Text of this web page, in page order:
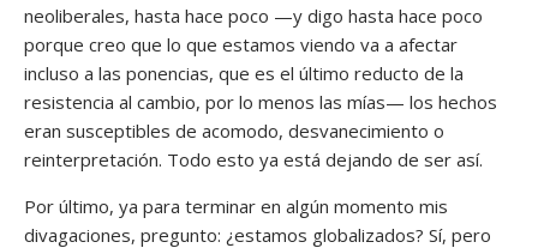
neoliberales, hasta hace poco —y digo hasta hace poco
porque creo que lo que estamos viendo va a afectar
incluso a las ponencias, que es el último reducto de la
resistencia al cambio, por lo menos las mías— los hechos
eran susceptibles de acomodo, desvanecimiento o
reinterpretación. Todo esto ya está dejando de ser así.
Por último, ya para terminar en algún momento mis
divagaciones, pregunto: ¿estamos globalizados? Sí, pero